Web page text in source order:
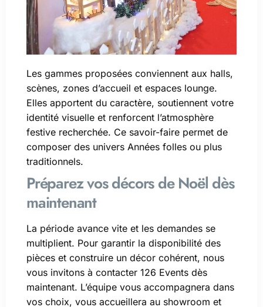
Les gammes proposées conviennent aux halls,
scènes, zones d’accueil et espaces lounge.
Elles apportent du caractère, soutiennent votre
identité visuelle et renforcent l’atmosphère
festive recherchée. Ce savoir-faire permet de
composer des univers Années folles ou plus
traditionnels.
Préparez vos décors de Noël dès
maintenant
La période avance vite et les demandes se
multiplient. Pour garantir la disponibilité des
pièces et construire un décor cohérent, nous
vous invitons à contacter 126 Events dès
maintenant. L’équipe vous accompagnera dans
vos choix, vous accueillera au showroom et